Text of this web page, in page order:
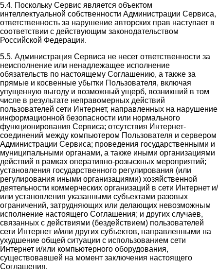
5.4. Поскольку Сервис является объектом
интеллектуальной собственности Администрации Сервиса,
ответственность за нарушение авторских прав наступает в
соответствии с действующим законодательством
Российской Федерации.
5.5. Администрация Сервиса не несет ответственности за
неисполнение или ненадлежащее исполнение
обязательств по настоящему Соглашению, а также за
прямые и косвенные убытки Пользователя, включая
упущенную выгоду и возможный ущерб, возникший в том
числе в результате неправомерных действий
пользователей сети Интернет, направленных на нарушение
информационной безопасности или нормального
функционирования Сервиса; отсутствия Интернет-
соединений между компьютером Пользователя и сервером
Администрации Сервиса; проведения государственными и
муниципальными органами, а также иными организациями
действий в рамках оперативно-розыскных мероприятий;
установления государственного регулирования (или
регулирования иными организациями) хозяйственной
деятельности коммерческих организаций в сети Интернет и/
или установления указанными субъектами разовых
ограничений, затрудняющих или делающих невозможным
исполнение настоящего Соглашения; и других случаев,
связанных с действиями (бездействием) пользователей
сети Интернет и/или других субъектов, направленными на
ухудшение общей ситуации с использованием сети
Интернет и/или компьютерного оборудования,
существовавшей на момент заключения настоящего
Соглашения.